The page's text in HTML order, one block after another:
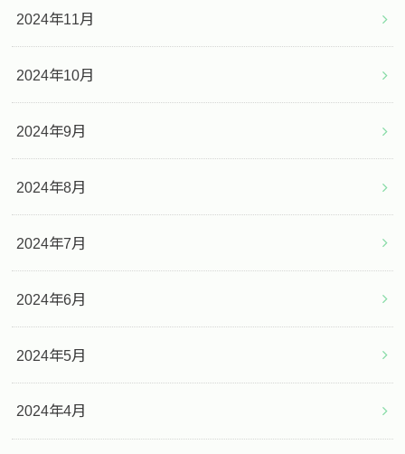
2024年11月
2024年10月
2024年9月
2024年8月
2024年7月
2024年6月
2024年5月
2024年4月